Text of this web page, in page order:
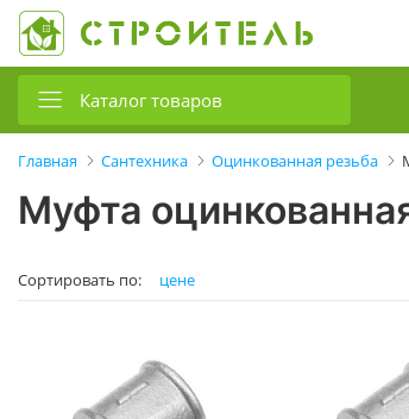
Каталог товаров
Главная Сантехника Оцинкованная резьба
Муфта
Сортировать по: цене